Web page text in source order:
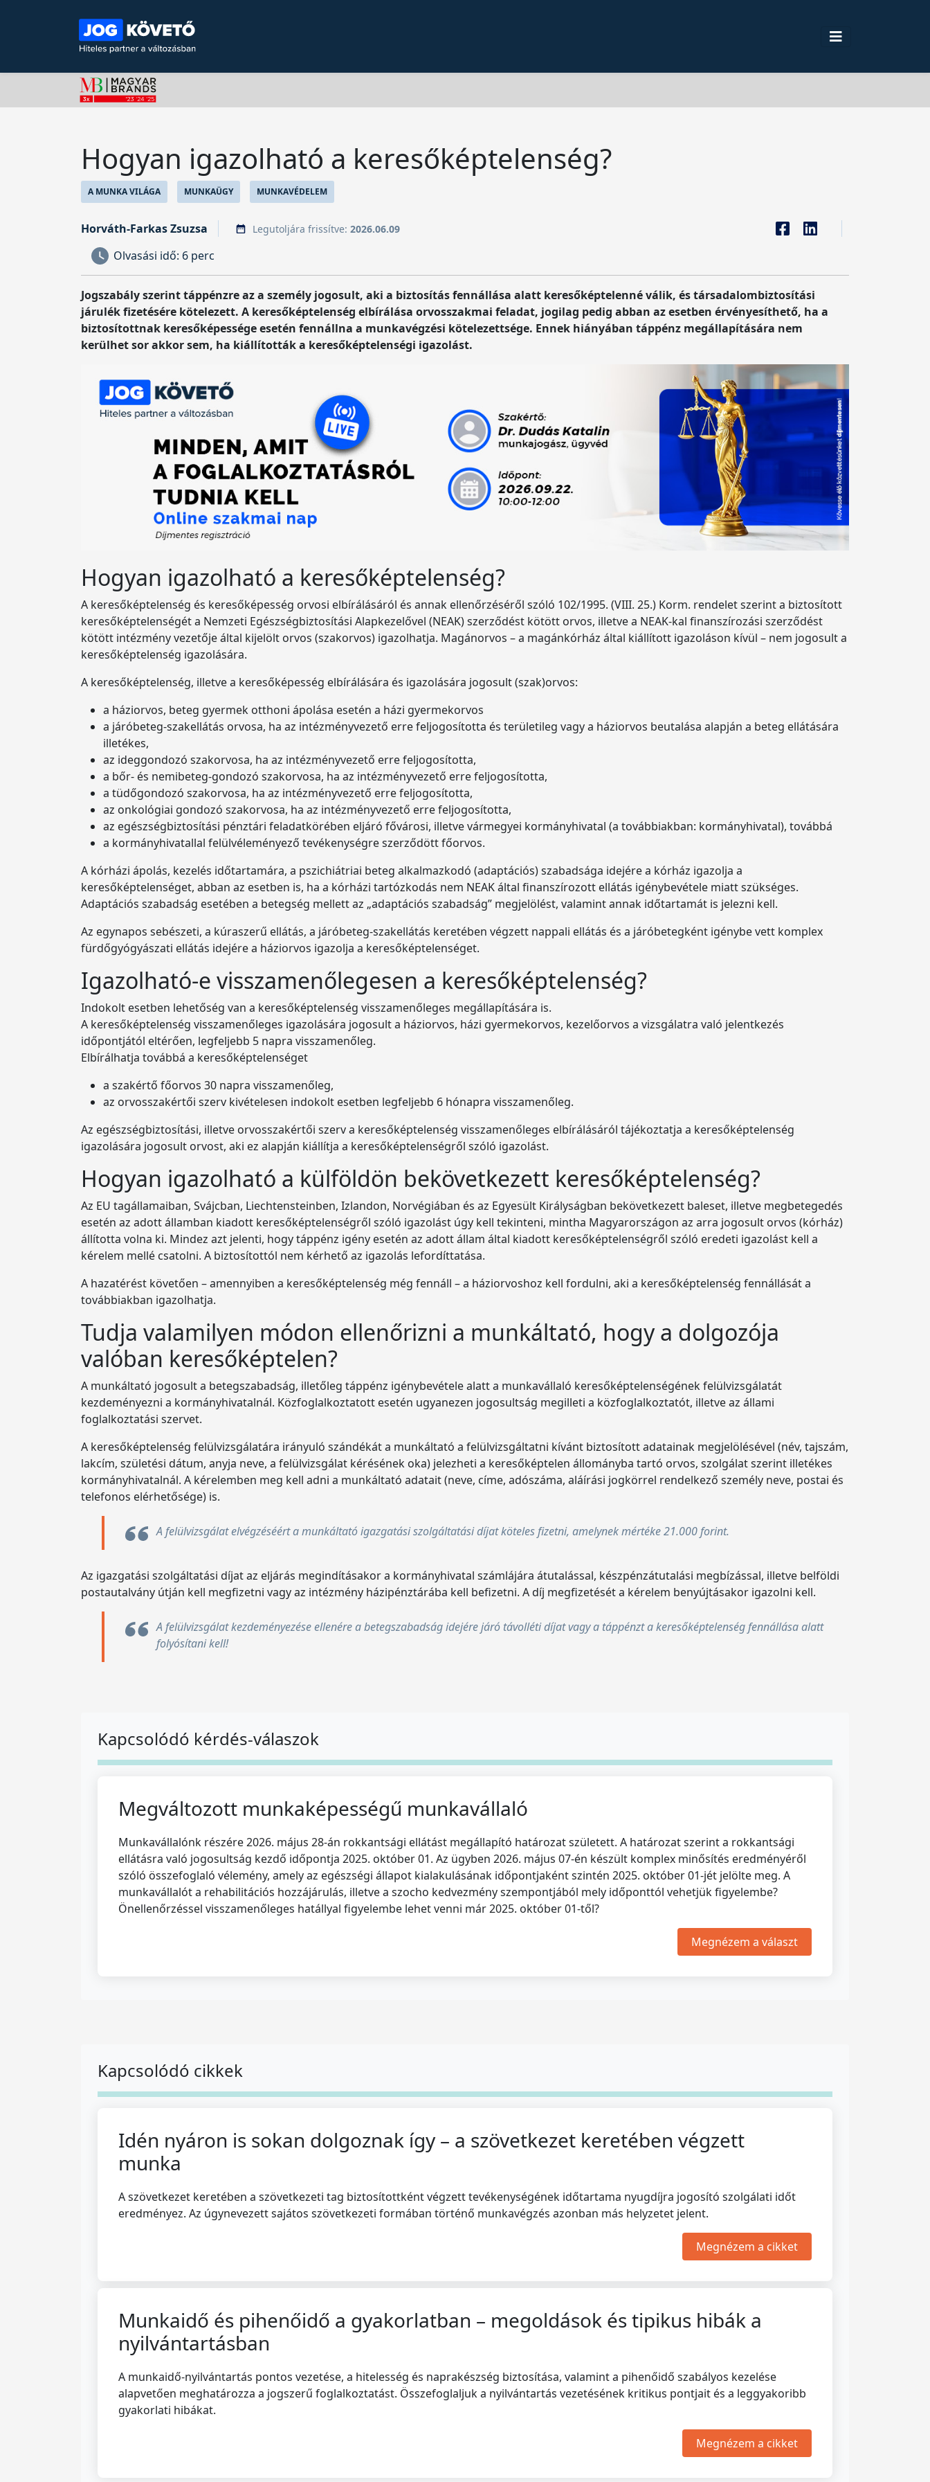
Hogyan igazolható a keresőképtelenség?
A MUNKA VILÁGA MUNKAÜGY MUNKAVÉDELEM
Horváth-Farkas Zsuzsa Legutoljára frissítve: 2026.06.09
Olvasási idő: 6 perc
Jogszabály szerint táppénzre az a személy jogosult, aki a biztosítás fennállása alatt keresőképtelenné válik, és társadalombiztosítási
járulék fizetésére kötelezett. A keresőképtelenség elbírálása orvosszakmai feladat, jogilag pedig abban az esetben érvényesíthető, ha a
biztosítottnak keresőképessége esetén fennállna a munkavégzési kötelezettsége. Ennek hiányában táppénz megállapítására nem
kerülhet sor akkor sem, ha kiállították a keresőképtelenségi igazolást.
Hogyan igazolható a keresőképtelenség?
A keresőképtelenség és keresőképesség orvosi elbírálásáról és annak ellenőrzéséről szóló 102/1995. (VIII. 25.) Korm. rendelet szerint a biztosított
keresőképtelenségét a Nemzeti Egészségbiztosítási Alapkezelővel (NEAK) szerződést kötött orvos, illetve a NEAK-kal finanszírozási szerződést
kötött intézmény vezetője által kijelölt orvos (szakorvos) igazolhatja. Magánorvos – a magánkórház által kiállított igazoláson kívül – nem jogosult a
keresőképtelenség igazolására.
A keresőképtelenség, illetve a keresőképesség elbírálására és igazolására jogosult (szak)orvos:
a háziorvos, beteg gyermek otthoni ápolása esetén a házi gyermekorvos
a járóbeteg-szakellátás orvosa, ha az intézményvezető erre feljogosította és területileg vagy a háziorvos beutalása alapján a beteg ellátására
illetékes,
az ideggondozó szakorvosa, ha az intézményvezető erre feljogosította,
a bőr- és nemibeteg-gondozó szakorvosa, ha az intézményvezető erre feljogosította,
a tüdőgondozó szakorvosa, ha az intézményvezető erre feljogosította,
az onkológiai gondozó szakorvosa, ha az intézményvezető erre feljogosította,
az egészségbiztosítási pénztári feladatkörében eljáró fővárosi, illetve vármegyei kormányhivatal (a továbbiakban: kormányhivatal), továbbá
a kormányhivatallal felülvéleményező tevékenységre szerződött főorvos.
A kórházi ápolás, kezelés időtartamára, a pszichiátriai beteg alkalmazkodó (adaptációs) szabadsága idejére a kórház igazolja a
keresőképtelenséget, abban az esetben is, ha a kórházi tartózkodás nem NEAK által finanszírozott ellátás igénybevétele miatt szükséges.
Adaptációs szabadság esetében a betegség mellett az „adaptációs szabadság” megjelölést, valamint annak időtartamát is jelezni kell.
Az egynapos sebészeti, a kúraszerű ellátás, a járóbeteg-szakellátás keretében végzett nappali ellátás és a járóbetegként igénybe vett komplex
fürdőgyógyászati ellátás idejére a háziorvos igazolja a keresőképtelenséget.
Igazolható-e visszamenőlegesen a keresőképtelenség?
Indokolt esetben lehetőség van a keresőképtelenség visszamenőleges megállapítására is.
A keresőképtelenség visszamenőleges igazolására jogosult a háziorvos, házi gyermekorvos, kezelőorvos a vizsgálatra való jelentkezés
időpontjától eltérően, legfeljebb 5 napra visszamenőleg.
Elbírálhatja továbbá a keresőképtelenséget
a szakértő főorvos 30 napra visszamenőleg,
az orvosszakértői szerv kivételesen indokolt esetben legfeljebb 6 hónapra visszamenőleg.
Az egészségbiztosítási, illetve orvosszakértői szerv a keresőképtelenség visszamenőleges elbírálásáról tájékoztatja a keresőképtelenség
igazolására jogosult orvost, aki ez alapján kiállítja a keresőképtelenségről szóló igazolást.
Hogyan igazolható a külföldön bekövetkezett keresőképtelenség?
Az EU tagállamaiban, Svájcban, Liechtensteinben, Izlandon, Norvégiában és az Egyesült Királyságban bekövetkezett baleset, illetve megbetegedés
esetén az adott államban kiadott keresőképtelenségről szóló igazolást úgy kell tekinteni, mintha Magyarországon az arra jogosult orvos (kórház)
állította volna ki. Mindez azt jelenti, hogy táppénz igény esetén az adott állam által kiadott keresőképtelenségről szóló eredeti igazolást kell a
kérelem mellé csatolni. A biztosítottól nem kérhető az igazolás lefordíttatása.
A hazatérést követően – amennyiben a keresőképtelenség még fennáll – a háziorvoshoz kell fordulni, aki a keresőképtelenség fennállását a
továbbiakban igazolhatja.
Tudja valamilyen módon ellenőrizni a munkáltató, hogy a dolgozója
valóban keresőképtelen?
A munkáltató jogosult a betegszabadság, illetőleg táppénz igénybevétele alatt a munkavállaló keresőképtelenségének felülvizsgálatát
kezdeményezni a kormányhivatalnál. Közfoglalkoztatott esetén ugyanezen jogosultság megilleti a közfoglalkoztatót, illetve az állami
foglalkoztatási szervet.
A keresőképtelenség felülvizsgálatára irányuló szándékát a munkáltató a felülvizsgáltatni kívánt biztosított adatainak megjelölésével (név, tajszám,
lakcím, születési dátum, anyja neve, a felülvizsgálat kérésének oka) jelezheti a keresőképtelen állományba tartó orvos, szolgálat szerint illetékes
kormányhivatalnál. A kérelemben meg kell adni a munkáltató adatait (neve, címe, adószáma, aláírási jogkörrel rendelkező személy neve, postai és
telefonos elérhetősége) is.
A felülvizsgálat elvégzéséért a munkáltató igazgatási szolgáltatási díjat köteles fizetni, amelynek mértéke 21.000 forint.
Az igazgatási szolgáltatási díjat az eljárás megindításakor a kormányhivatal számlájára átutalással, készpénzátutalási megbízással, illetve belföldi
postautalvány útján kell megfizetni vagy az intézmény házipénztárába kell befizetni. A díj megfizetését a kérelem benyújtásakor igazolni kell.
A felülvizsgálat kezdeményezése ellenére a betegszabadság idejére járó távolléti díjat vagy a táppénzt a keresőképtelenség fennállása alatt
folyósítani kell!
Kapcsolódó kérdés-válaszok
Megváltozott munkaképességű munkavállaló
Munkavállalónk részére 2026. május 28-án rokkantsági ellátást megállapító határozat született. A határozat szerint a rokkantsági
ellátásra való jogosultság kezdő időpontja 2025. október 01. Az ügyben 2026. május 07-én készült komplex minősítés eredményéről
szóló összefoglaló vélemény, amely az egészségi állapot kialakulásának időpontjaként szintén 2025. október 01-jét jelölte meg. A
munkavállalót a rehabilitációs hozzájárulás, illetve a szocho kedvezmény szempontjából mely időponttól vehetjük figyelembe?
Önellenőrzéssel visszamenőleges hatállyal figyelembe lehet venni már 2025. október 01-től?
Megnézem a választ
Kapcsolódó cikkek
Idén nyáron is sokan dolgoznak így – a szövetkezet keretében végzett
munka
A szövetkezet keretében a szövetkezeti tag biztosítottként végzett tevékenységének időtartama nyugdíjra jogosító szolgálati időt
eredményez. Az úgynevezett sajátos szövetkezeti formában történő munkavégzés azonban más helyzetet jelent.
Megnézem a cikket
Munkaidő és pihenőidő a gyakorlatban – megoldások és tipikus hibák a
nyilvántartásban
A munkaidő-nyilvántartás pontos vezetése, a hitelesség és naprakészség biztosítása, valamint a pihenőidő szabályos kezelése
alapvetően meghatározza a jogszerű foglalkoztatást. Összefoglaljuk a nyilvántartás vezetésének kritikus pontjait és a leggyakoribb
gyakorlati hibákat.
Megnézem a cikket